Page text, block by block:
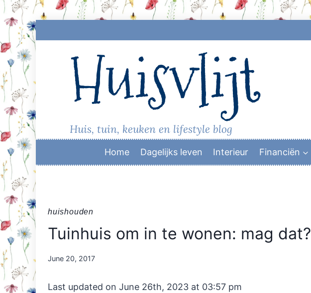
Skip
to
Huisvlijt
Huis, tuin, keuken en lifestyle blog
Home Dagelijks leven Interieur Financiën
huishouden
Tuinhuis om in te wonen: mag dat?
By
June 20, 2017
Last updated on June 26th, 2023 at 03:57 pm